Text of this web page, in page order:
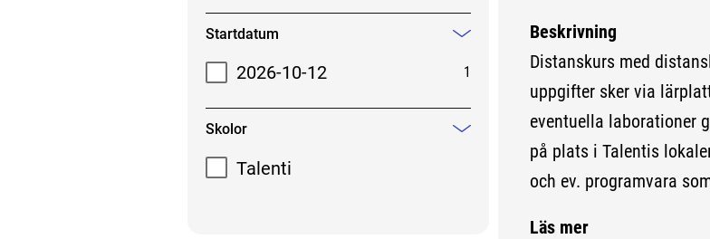
Startdatum
2026-10-12
1
Skolor
Mindre information
Talenti
Beskrivning
Distanskurs med
uppgifter sker via
eventuella laborationer
på plats i Talentis
och ev. programvara
Läs mer